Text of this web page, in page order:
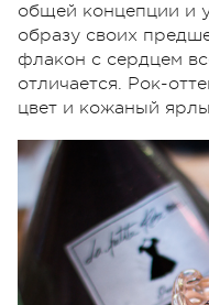
общей концепции и
образу своих
флакон с сердцем
отличается. Рок-
цвет и кожаный